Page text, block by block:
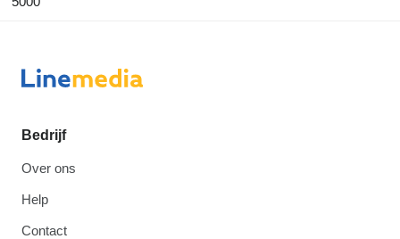
Bedrijf
Over ons
Help
Contact